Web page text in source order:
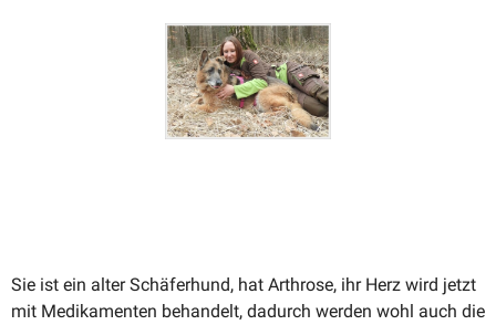
Sie ist ein alter Schäferhund, hat Arthrose, ihr Herz wird jetzt
mit Medika­menten behandelt, dadurch werden wohl auch die